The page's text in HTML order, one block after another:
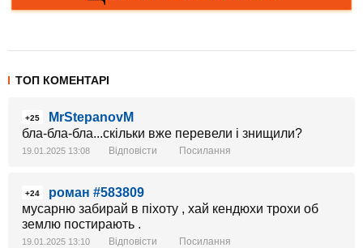
ТОП КОМЕНТАРІ
+25
MrStepanovM
бла-бла-бла...скільки вже перевели і знищили?
19.01.2025 13:08 Відповісти Посилання
+24
роман #583809
мусарню забирай в піхоту , хай кендюхи трохи об
землю постирають .
19.01.2025 13:10 Відповісти Посилання